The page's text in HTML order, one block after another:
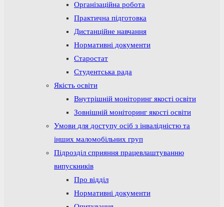
Організаційна робота
Практична підготовка
Дистанційне навчання
Нормативні документи
Старостат
Студентська рада
Якість освіти
Внутрішній моніторинг якості освіти
Зовнішній моніторинг якості освіти
Умови для доступу осіб з інвалідністю та
інших маломобільних груп
Підрозділ сприяння працевлаштуванню
випускників
Про відділ
Нормативні документи